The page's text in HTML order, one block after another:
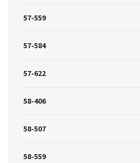
57-559
57-584
57-622
58-406
58-507
58-559